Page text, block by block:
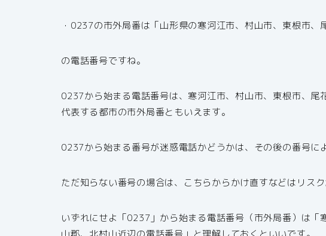
・0237の市外局番は「山形県の寒河江市、村山市、東根市、
の電話番号ですね。
0237から始まる電話番号は、寒河江市、村山市、東根市、尾
代表する都市の市外局番ともいえます。
0237から始まる番号が迷惑電話かどうかは、その後の番号に
ただ知らない番号の場合は、こちらからかけ直すなどはリス
いずれにせよ「0237」から始まる電話番号（市外局番）は「